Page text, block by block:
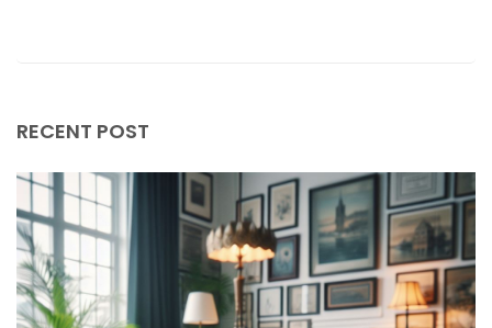
octobre 2023
septembre 2023
août 2023
juillet 2023
RECENT POST